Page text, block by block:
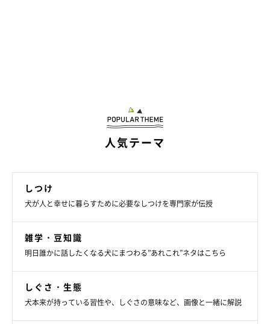
人気テーマ
しつけ
犬が人と幸せに暮らすために必要なしつけを専門家が伝授
雑学・豆知識
明日誰かに話したくなる犬にまつわる”あれこれ”ネタはこちら
しぐさ・生態
犬本来が持っている習性や、しぐさの意味など、画像と一緒に解説